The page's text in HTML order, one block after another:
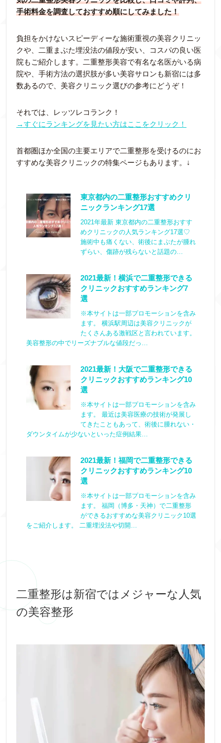
手術料金を調査しておすすめ順にしてみました！
負担をかけないスピーディーな施術重視の美容クリニッ
クや、二重まぶた埋没法の値段が安い、コスパの良い医
院もご紹介します。二重整形美容で有名な名医がいる病
院や、手術方法の選択肢が多い美容サロンも新宿には多
数あるので、美容クリニック選びの参考にどうぞ！
それでは、レッツレコランク！
→すぐにランキングを見たい方はここをクリック！
首都圏ほか全国の主要エリアで二重整形を受けるのにお
すすめな美容クリニックの特集ページもあります。↓
東京都内の二重整形おすすめクリ
ニックランキング17選
2021年最新 東京都内の二重整形おすす
めクリニックの人気ランキング17選♡
施術中も痛くない、術後にまぶたが腫れ
ずらい、傷跡が残らないと話題の…
2021最新！横浜で二重整形できる
クリニックおすすめランキング7
選
※本サイトは一部プロモーションを含み
ます。 横浜駅周辺は美容クリニックが
たくさんある激戦区と言われています。
美容整形の中でリーズナブルな値段だっ…
2021最新！大阪で二重整形できる
クリニックおすすめランキング10
選
※本サイトは一部プロモーションを含み
ます。 最近は美容医療の技術が発展し
てきたこともあって、術後に腫れない・
ダウンタイムが少ないといった症例結果…
2021最新！福岡で二重整形できる
クリニックおすすめランキング10
選
※本サイトは一部プロモーションを含み
ます。 福岡（博多・天神）で二重整形
ができるおすすめな美容クリニック10選
をご紹介します。 二重埋没法や切開…
二重整形は新宿ではメジャーな人気
の美容整形